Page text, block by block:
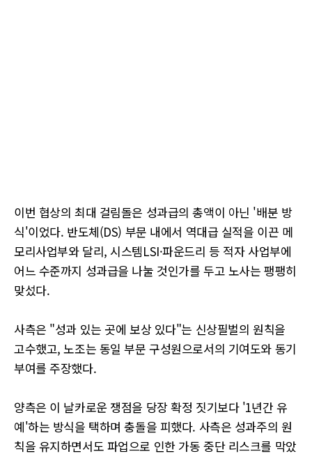
이번 협상의 최대 걸림돌은 성과급의 총액이 아닌 '배분 방
식'이었다. 반도체(DS) 부문 내에서 역대급 실적을 이끈 메
모리사업부와 달리, 시스템LSI·파운드리 등 적자 사업부에
어느 수준까지 성과급을 나눌 것인가를 두고 노사는 팽팽히
맞섰다.
사측은 "성과 있는 곳에 보상 있다"는 신상필벌의 원칙을
고수했고, 노조는 동일 부문 구성원으로서의 기여도와 동기
부여를 주장했다.
양측은 이 날카로운 쟁점을 당장 확정 짓기보다 '1년간 유
예'하는 방식을 택하며 충돌을 피했다. 사측은 성과주의 원
칙을 유지하면서도 파업으로 인한 가동 중단 리스크를 막았